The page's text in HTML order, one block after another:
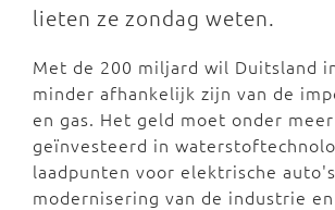
lieten ze zondag weten.
Met de 200 miljard wil Duitsland
minder afhankelijk zijn van de
en gas. Het geld moet onder
geïnvesteerd in
laadpunten voor elektrische
modernisering van de industrie en